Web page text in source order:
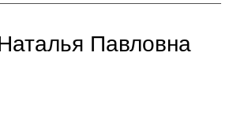
Павловна